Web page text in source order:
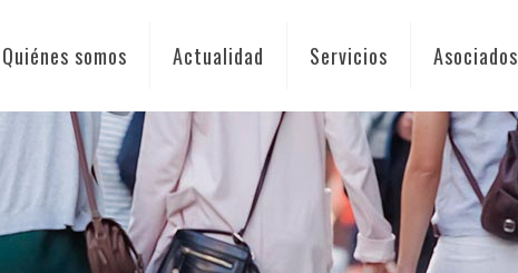
Quiénes somos Actualidad Servicios Asociados